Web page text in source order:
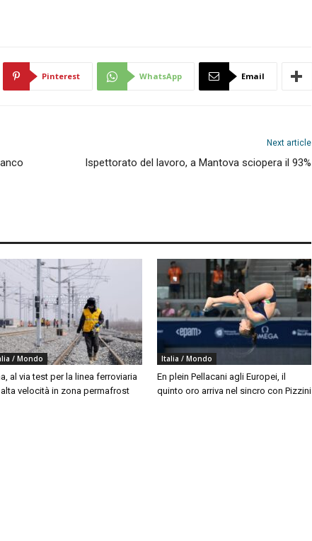
Pinterest WhatsApp Email
Next article
Ispettorato del lavoro, a Mantova sciopera il 93%
/ Mondo
al via test per la linea ferroviaria
velocità in zona permafrost
Italia / Mondo
En plein Pellacani agli Europei, il
quinto oro arriva nel sincro con Pizzini